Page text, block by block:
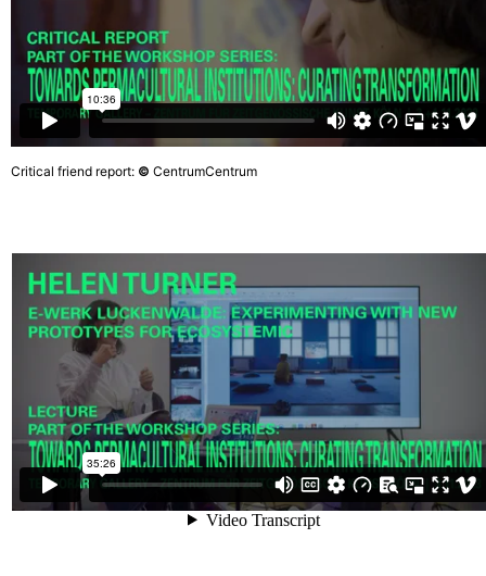
Critical friend report: © CentrumCentrum